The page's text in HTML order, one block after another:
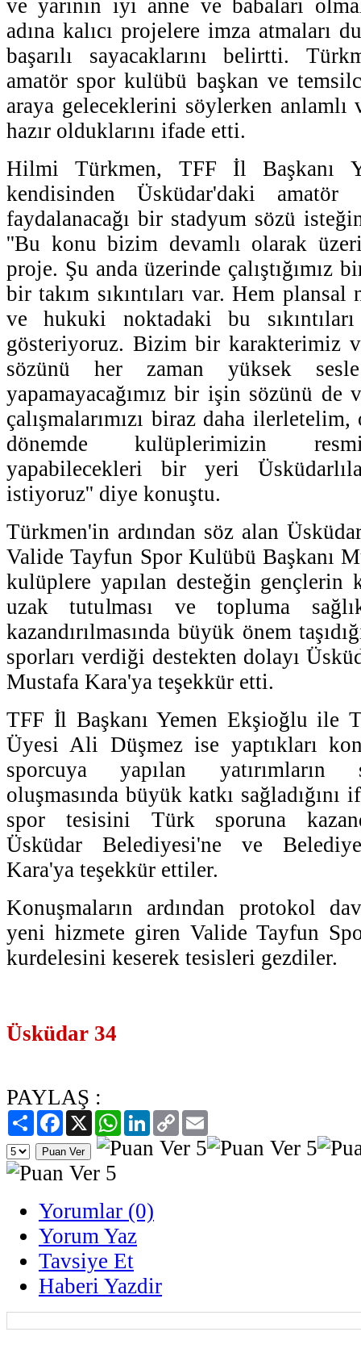
ve yarının iyi anne ve babaları
adına kalıcı projelere imza atmaları
başarılı sayacaklarını belirtti.
amatör spor kulübü başkan ve
araya geleceklerini söylerken
hazır olduklarını ifade etti.
Hilmi Türkmen, TFF İl Başkanı
kendisinden Üsküdar'daki amatör
faydalanacağı bir stadyum sözü
''Bu konu bizim devamlı olarak
proje. Şu anda üzerinde çalıştığımız
bir takım sıkıntıları var. Hem
ve hukuki noktadaki bu
gösteriyoruz. Bizim bir karakterimiz
sözünü her zaman yüksek sesle
yapamayacağımız bir işin sözünü de
çalışmalarımızı biraz daha
dönemde kulüplerimizin resmi
yapabilecekleri bir yeri
istiyoruz'' diye konuştu.
Türkmen'in ardından söz alan
Valide Tayfun Spor Kulübü Başkanı
kulüplere yapılan desteğin gençlerin
uzak tutulması ve topluma
kazandırılmasında büyük önem
sporları verdiği destekten dolayı
Mustafa Kara'ya teşekkür etti.
TFF İl Başkanı Yemen Ekşioğlu ile
Üyesi Ali Düşmez ise yaptıkları
sporcuya yapılan yatırımların
oluşmasında büyük katkı
spor tesisini Türk sporuna
Üsküdar Belediyesi'ne ve
Kara'ya teşekkür ettiler.
Konuşmaların ardından protokol
yeni hizmete giren Valide Tayfun
kurdelesini keserek tesisleri gezdiler.
Üsküdar 34
PAYLAŞ :
PaylaşFacebook
X WhatsAppLinkedIn
Copy
Link
Yorumlar (0)
Yorum Yaz
Tavsiye Et
Haberi Yazdir